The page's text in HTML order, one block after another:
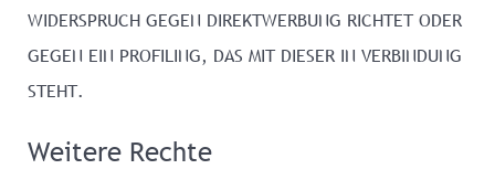
WIDERSPRUCH GEGEN DIREKTWERBUNG RICHTET ODER
GEGEN EIN PROFILING, DAS MIT DIESER IN VERBINDUNG
STEHT.
Weitere Rechte